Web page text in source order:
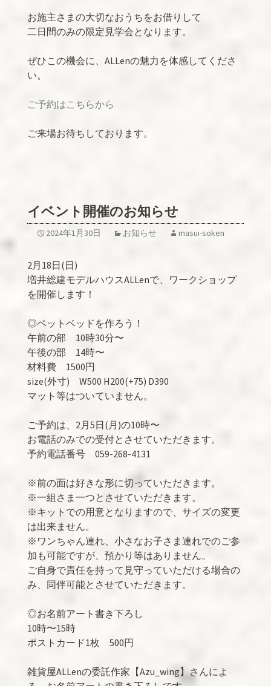
お施主さまの大切なおうちをお借りして
二日間のみの限定見学会となります。
ぜひこの機会に、ALLenの魅力を体感してくださ
い。
ご予約はこちらから
ご来場お待ちしております。
イベント開催のお知らせ
2024年1月30日 お知らせ masui-soken
2月18日(日)
増井総建モデルハウスALLenで、ワークショップ
を開催します！
◎ペットベッドを作ろう！
午前の部 10時30分〜
午後の部 14時〜
材料費 1500円
size(外寸) W500 H200(+75) D390
マット等はついていません。
ご予約は、2月5日(月)の10時〜
お電話のみでの受付とさせていただきます。
予約電話番号 059-268-4131
※前の面は好きな形に切っていただきます。
※一組さま一つとさせていただきます。
※キットでの用意となりますので、サイズの変更
は出来ません。
※ワンちゃん連れ、小さなお子さま連れでのご参
加も可能ですが、預かり等はありません。
ご自身で責任を持って見守っていただける場合の
み、同伴可能とさせていただきます。
◎お名前アート書き下ろし
10時〜15時
ポストカード1枚 500円
雑貨屋ALLenの委託作家【Azu_wing】さんによ